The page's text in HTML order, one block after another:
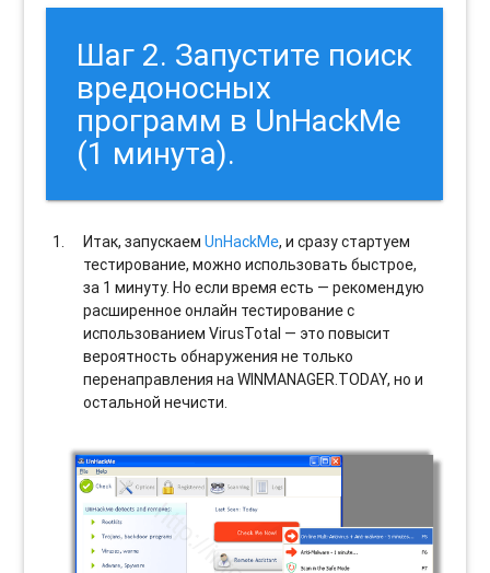
Шаг 2. Запустите поиск
вредоносных
программ в UnHackMe
(1 минута).
Итак, запускаемUnHackMe, и сразу стартуем
тестирование, можно использовать быстрое,
за 1 минуту. Но если время есть — рекомендую
расширенное онлайн тестирование с
использованием VirusTotal — это повысит
вероятность обнаружения не только
перенаправления на WINMANAGER.TODAY, но и
остальной нечисти.